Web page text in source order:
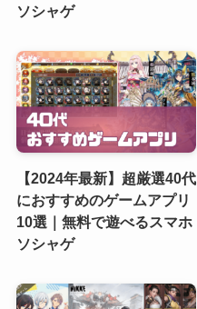
ソシャゲ
【2024年最新】超厳選40代
におすすめのゲームアプリ
10選｜無料で遊べるスマホ
ソシャゲ